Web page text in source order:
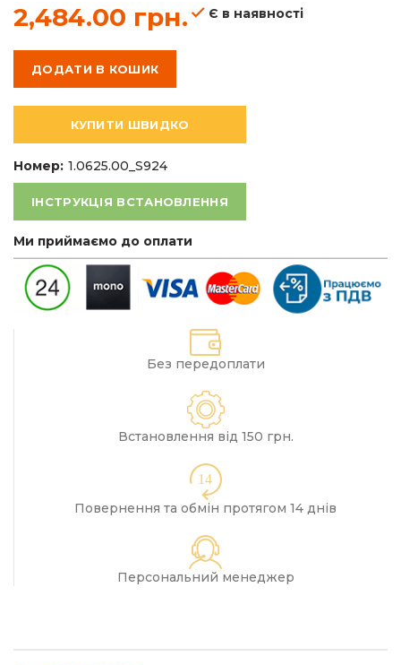
2,484.00 грн. Є в наявності
ДОДАТИ В КОШИК
КУПИТИ ШВИДКО
Номер: 1.0625.00_S924
ІНСТРУКЦІЯ ВСТАНОВЛЕННЯ
Ми приймаємо до оплати
Без передоплати
Встановлення від 150 грн.
14
Повернення та обмін протягом 14 днів
Персональний менеджер